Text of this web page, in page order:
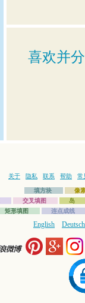
喜欢并
关于 隐私 联系 帮助 常
填方块
像
交叉填图
岛
矩形填图 连点成线
English Deutsch